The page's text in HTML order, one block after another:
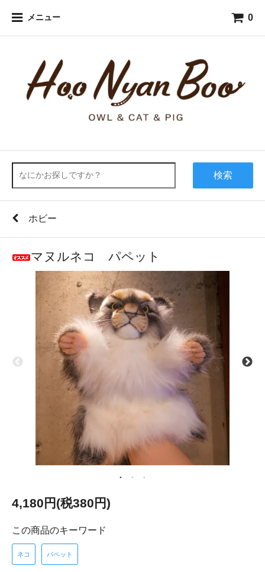
メニュー 0
検索
ホビー
マヌルネコ パペット
4,180円(税380円)
この商品のキーワード
ネコ パペット